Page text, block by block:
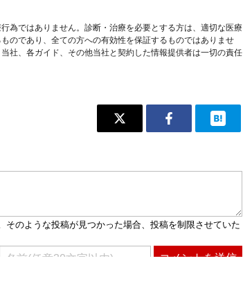
為ではありません。診断・治療を必要とする方は、適切な医療
のであり、全ての方への有効性を保証するものではありませ
社、各ガイド、その他当社と契約した情報提供者は一切の責任